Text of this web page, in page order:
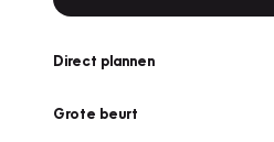
Direct plannen
Grote beurt